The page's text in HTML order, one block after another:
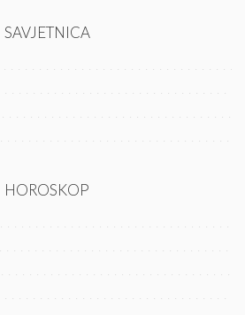
SAVJETNICA
HOROSKOP